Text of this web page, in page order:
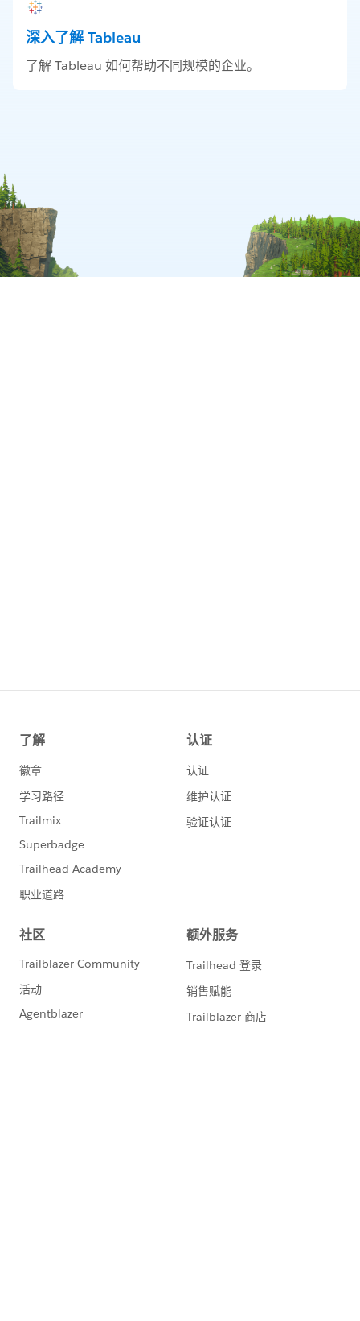
深入了解 Tableau
了解 Tableau 如何帮助不同规模的企业。